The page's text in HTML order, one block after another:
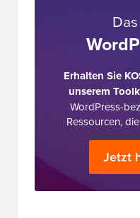
Erhalten Sie
unserem
WordPress-
Ressourcen,
Jetzt